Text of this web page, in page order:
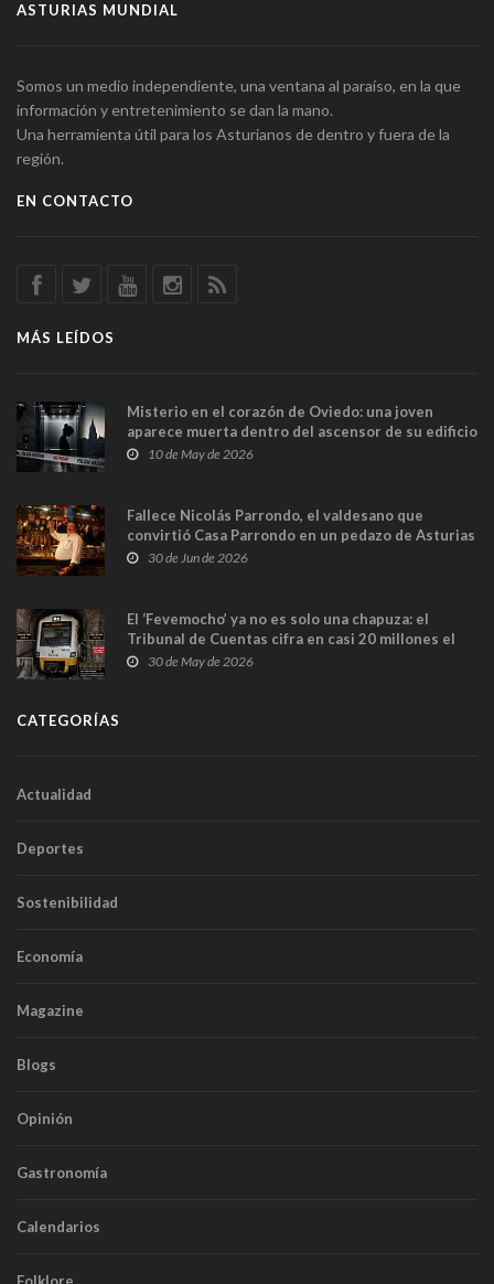
ASTURIAS MUNDIAL
Somos un medio independiente, una ventana al paraíso, en la que
información y entretenimiento se dan la mano.
Una herramienta útil para los Asturianos de dentro y fuera de la
región.
EN CONTACTO
MÁS LEÍDOS
Misterio en el corazón de Oviedo: una joven
aparece muerta dentro del ascensor de su edificio
y las cámaras captan sus últimos minutos
10 de May de 2026
Fallece Nicolás Parrondo, el valdesano que
convirtió Casa Parrondo en un pedazo de Asturias
en Madrid
30 de Jun de 2026
El ‘Fevemocho’ ya no es solo una chapuza: el
Tribunal de Cuentas cifra en casi 20 millones el
sobrecoste de los trenes que no cabían por los
30 de May de 2026
CATEGORÍAS
Actualidad
Deportes
Sostenibilidad
Economía
Magazine
Blogs
Opinión
Gastronomía
Calendarios